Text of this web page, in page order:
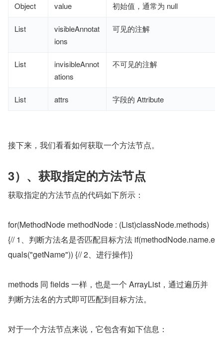
Object value 初始值，通常为 null
List
visibleAnnotat
ions
可见的注解
List
invisibleAnnot
ations
不可见的注解
List attrs 字段的 Attribute
接下来，我们看看如何获取一个方法节点。
3）、获取指定的方法节点
获取指定的方法节点的代码如下所示：
for(MethodNode methodNode : (List)classNode.methods)
{// 1、判断方法名是否匹配目标方法 if(methodNode.name.e
quals("getName")) {// 2、进行操作}}
methods 同 fields 一样，也是一个 ArrayList，通过遍历并
判断方法名的方式即可匹配到目标方法。
对于一个方法节点来说，它包含有如下信息：